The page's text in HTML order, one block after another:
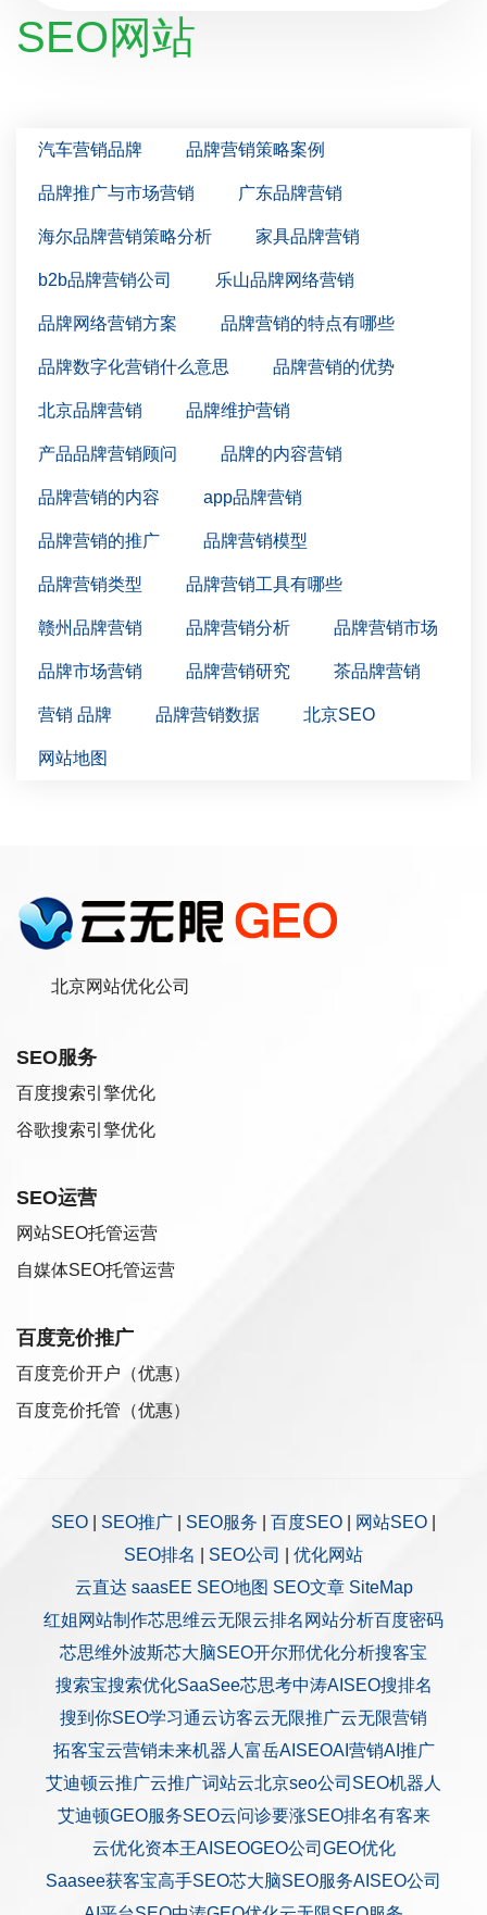
SEO网站
汽车营销品牌 品牌营销策略案例
品牌推广与市场营销 广东品牌营销
海尔品牌营销策略分析 家具品牌营销
b2b品牌营销公司 乐山品牌网络营销
品牌网络营销方案 品牌营销的特点有哪些
品牌数字化营销什么意思 品牌营销的优势
北京品牌营销 品牌维护营销
产品品牌营销顾问 品牌的内容营销
品牌营销的内容 app品牌营销
品牌营销的推广 品牌营销模型
品牌营销类型 品牌营销工具有哪些
赣州品牌营销 品牌营销分析 品牌营销市场
品牌市场营销 品牌营销研究 茶品牌营销
营销 品牌 品牌营销数据 北京SEO
网站地图
北京网站优化公司
SEO服务
百度搜索引擎优化
谷歌搜索引擎优化
SEO运营
网站SEO托管运营
自媒体SEO托管运营
百度竞价推广
百度竞价开户（优惠）
百度竞价托管（优惠）
SEO SEO推广 SEO服务 百度SEO 网站SEO
SEO排名
SEO公司
优化网站
云直达 saasEE SEO地图 SEO文章 SiteMap
红姐网站制作芯思维云无限云排名 网站分析百度密码
芯思维外波斯芯大脑SEO开尔邢优化分析搜客宝
搜索宝搜索优化SaaSee芯思考中涛AISEO搜排名
搜到你SEO学习通云访客云无限推广云无限营销
拓客宝云营销未来机器人 富岳AISEOAI营销AI推广
艾迪顿云推广云推广词站云北京seo公司 SEO机器人
艾迪顿GEO服务SEO云问诊要涨SEO排名有客来
云优化资本王AISEOGEO公司 GEO优化
Saasee获客宝高手SEO芯大脑SEO服务AISEO公司